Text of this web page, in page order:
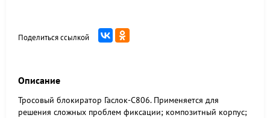
Поделиться ссылкой
Описание
Тросовый блокиратор Гаслок-С806. Применяется для
решения сложных проблем фиксации; композитный корпус;